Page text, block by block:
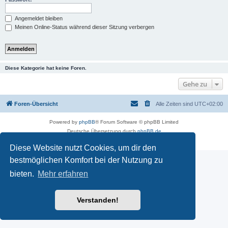
Diese Website nutzt Cookies, um dir den
bestmöglichen Komfort bei der Nutzung zu
bieten. Mehr erfahren
Verstanden!
Angemeldet bleiben
Meinen Online-Status während dieser Sitzung verbergen
Diese Kategorie hat keine Foren.
Gehe zu
Foren-Übersicht Alle Zeiten sind UTC+02:00
Powered by phpBB® Forum Software © phpBB Limited
Deutsche Übersetzung durch phpBB.de